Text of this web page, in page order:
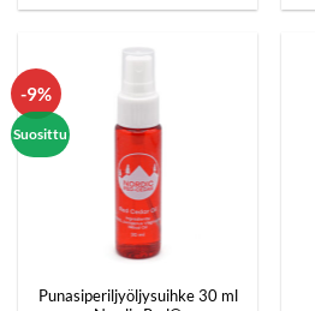
-9%
Suosittu
Punasiperiljyöljysuihke 30 ml